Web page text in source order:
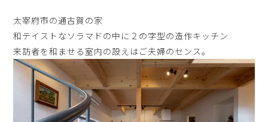
太宰府市の通古賀の家
和テイストなソラマドの中に２の字型の造作キッチン
来訪者を和ませる室内の設えはご夫婦のセンス。